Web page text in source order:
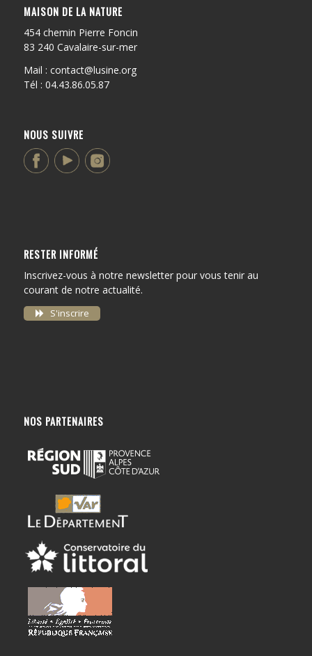
MAISON DE LA NATURE
454 chemin Pierre Foncin
83 240 Cavalaire-sur-mer
Mail : contact@lusine.org
Tél : 04.43.86.05.87
NOUS SUIVRE
RESTER INFORMÉ
Inscrivez-vous à notre newsletter pour vous tenir au
courant de notre actualité.
S'inscrire
NOS PARTENAIRES